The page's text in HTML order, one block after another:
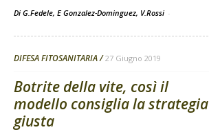
Di G.Fedele, E Gonzalez-Dominguez, V.Rossi -
DIFESA FITOSANITARIA 27 Giugno 2019
Botrite della vite, così il
modello consiglia la strategia
giusta